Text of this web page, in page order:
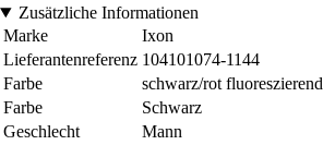
Zusätzliche Informationen
Marke
Ixon
Lieferantenreferenz 104101074-1144
Farbe
schwarz/rot fluoreszierend
Farbe
Schwarz
Geschlecht
Mann